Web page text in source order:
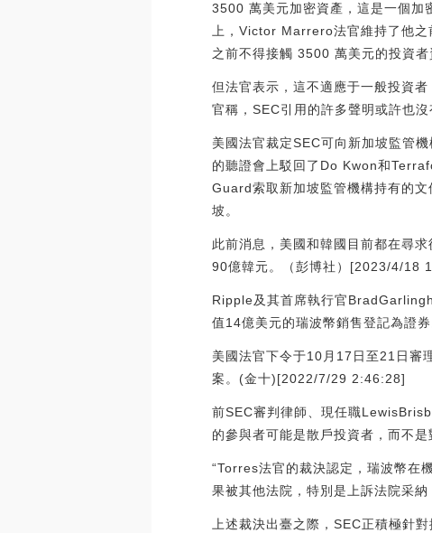
3500 萬美元加密資產，這是一個加
上，Victor Marrero法官維持了他
之前不得接觸 3500 萬美元的投資
但法官表示，這不適應于一般投資
官稱，SEC引用的許多聲明或許也沒
美國法官裁定SEC可向新加坡監管
的聽證會上駁回了Do Kwon和
Guard索取新加坡監管機構持有的
坡。
此前消息，美國和韓國目前都在尋
90億韓元。（彭博社）[2023/4/18
Ripple及其首席執行官
值14億美元的瑞波幣銷售登記為證
美國法官下令于10月17日至21日審
案。(金十)[2022/7/29 2:46:28]
前SEC審判律師、現任職
的參與者可能是散戶投資者，而不
“Torres法官的裁決認定，瑞波幣在
果被其他法院，特別是上訴法院采
上述裁決出臺之際，SEC正積極針